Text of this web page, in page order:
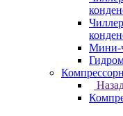
Мини-